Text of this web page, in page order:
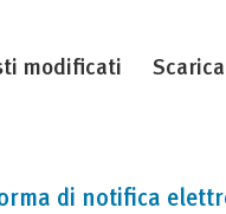
modificati
di notifica